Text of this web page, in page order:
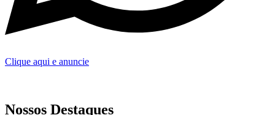
Clique aqui e anuncie
Nossos Destaques